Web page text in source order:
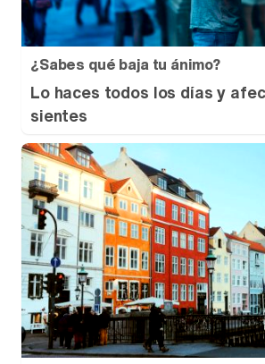
¿Sabes qué baja tu ánimo?
Lo haces todos los días y
sientes